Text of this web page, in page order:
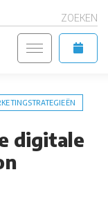
ZOEKEN
digitale